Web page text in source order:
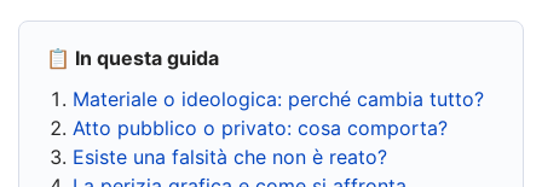
📋 In questa guida
Materiale o ideologica: perché cambia tutto?
Atto pubblico o privato: cosa comporta?
Esiste una falsità che non è reato?